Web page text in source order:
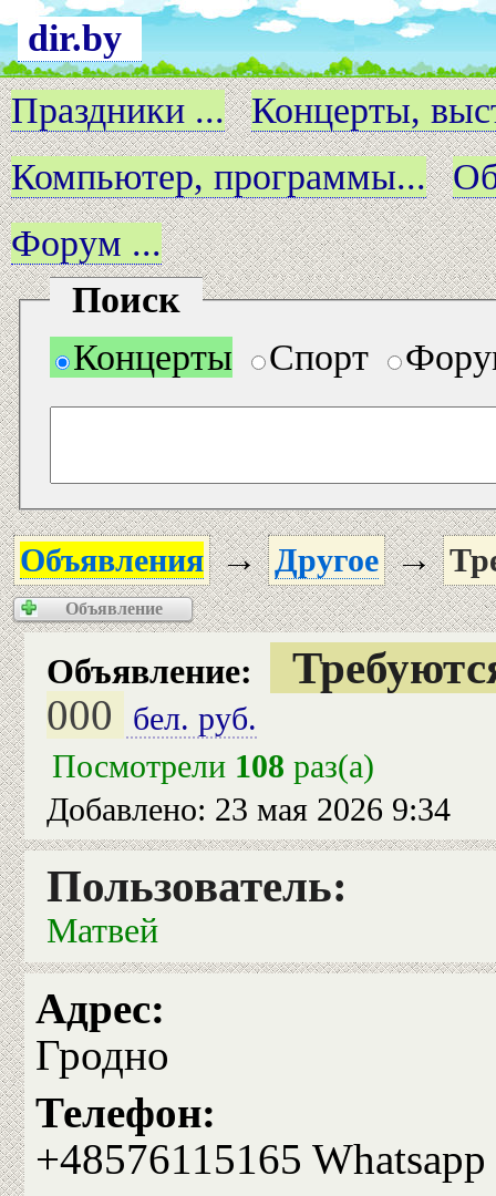
dir.by
Праздники ...
Концерты,
Компьютер, программы...
Форум ...
Поиск
Концерты
Спорт
Объявления→Другое→
Объявление
Объявление:
000
бел. руб.
Посмотрели 108 раз(а)
Добавлено: 23 мая 2026 9:34
Пользователь:
Матвей
Адрес:
Гродно
Телефон:
+48576115165 Whatsapp